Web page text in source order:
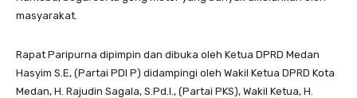
masyarakat.
Rapat Paripurna dipimpin dan dibuka oleh Ketua DPRD Medan
Hasyim S.E, (Partai PDI P) didampingi oleh Wakil Ketua DPRD Kota
Medan, H. Rajudin Sagala, S.Pd.I., (Partai PKS), Wakil Ketua, H.